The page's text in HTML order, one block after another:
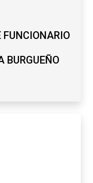
FUNCIONARIO
BURGUEÑO